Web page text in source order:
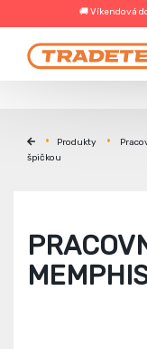
🚚 Víkendová
Produkty
špičkou